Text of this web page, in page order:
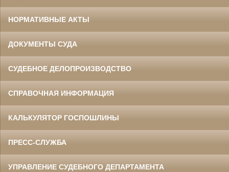
НОРМАТИВНЫЕ АКТЫ
ДОКУМЕНТЫ СУДА
СУДЕБНОЕ ДЕЛОПРОИЗВОДСТВО
СПРАВОЧНАЯ ИНФОРМАЦИЯ
КАЛЬКУЛЯТОР ГОСПОШЛИНЫ
ПРЕСС-СЛУЖБА
УПРАВЛЕНИЕ СУДЕБНОГО ДЕПАРТАМЕНТА